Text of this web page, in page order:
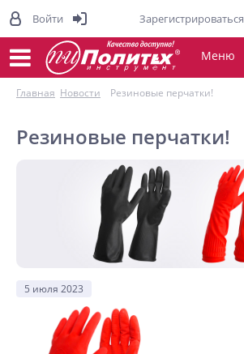
Меню
Главная Новости Резиновые перчатки!
Резиновые перчатки!
5 июля 2023
Войти Зарегистрироваться